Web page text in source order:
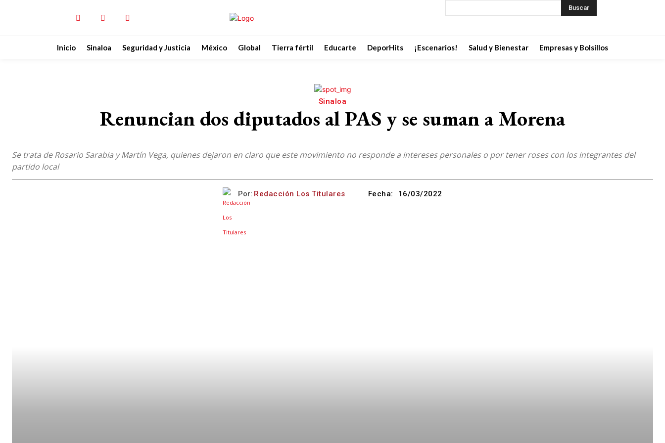
Buscar
Inicio Sinaloa Seguridad y Justicia México Global Tierra fértil Educarte DeporHits ¡Escenarios! Salud y Bienestar Empresas y Bolsillos
Sinaloa
Renuncian dos diputados al PAS y se suman a Morena
Se trata de Rosario Sarabia y Martín Vega, quienes dejaron en claro que este movimiento no responde a intereses personales o por tener roses con los integrantes del
partido local
Por: Redacción Los Titulares Fecha: 16/03/2022